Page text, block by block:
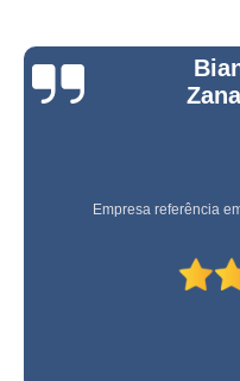
Empresa referência